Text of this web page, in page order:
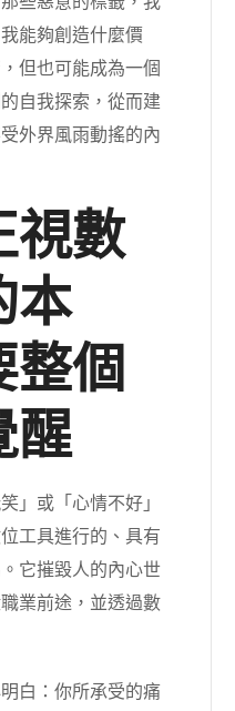
能夠創造什麼價
但也可能成為一個
自我探索，從而建
外界風雨動搖的內
數
個
」或「心情不好」
工具進行的、具有
它摧毀人的內心世
業前途，並透過數
白：你所承受的痛